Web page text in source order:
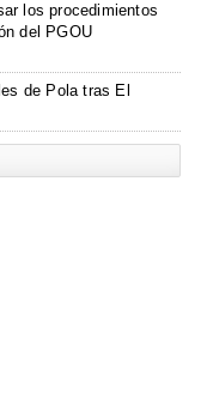
los procedimientos
del PGOU
de Pola tras El